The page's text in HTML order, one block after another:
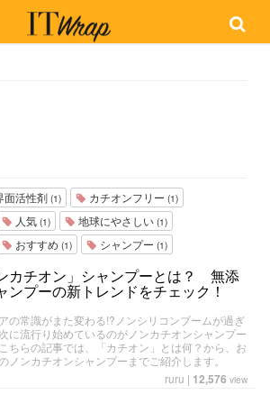
面活性剤 (1) カチオンフリー (1)
人気 (1) 地球にやさしい (1)
おすすめ (1) シャンプー (1)
カチオン」シャンプーとは？ 無添
ンプーの新トレンドをチェック！
の常識がまた変わる!?ノンシリコンブームが過ぎ
に流行り始めているのがノンカチオンシャンプー
ちらの記事では、「カチオン」とは何？から、お
ノンカチオンシャンプーまでご紹介します。
ruru | 12,576 view